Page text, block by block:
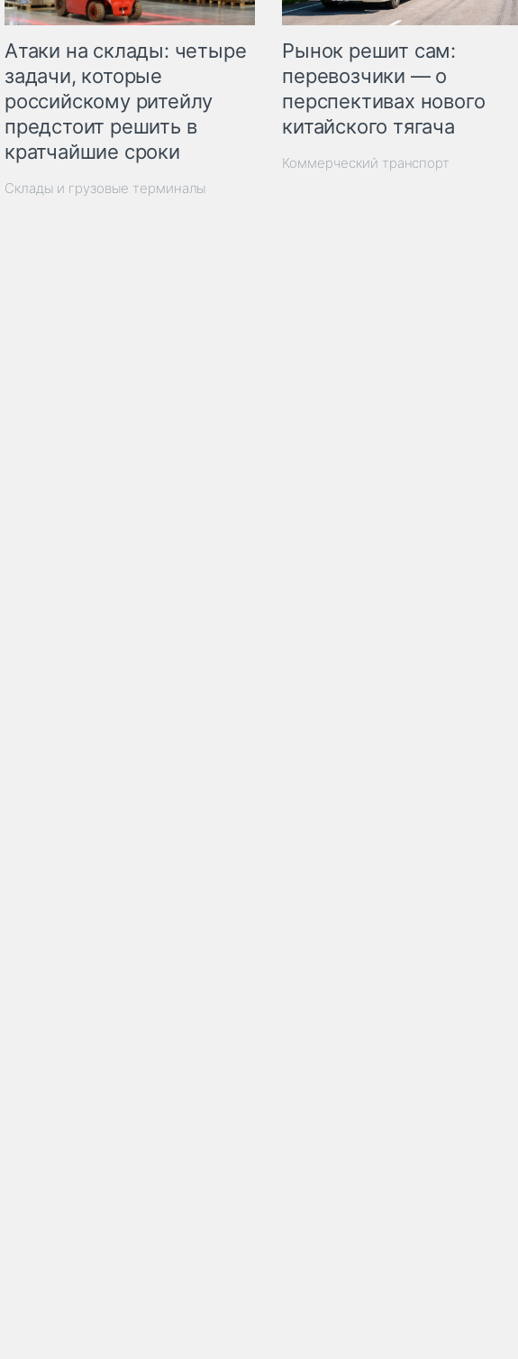
Атаки на склады: четыре
задачи, которые
российскому ритейлу
предстоит решить в
кратчайшие сроки
Склады и грузовые терминалы
Рынок решит сам:
перевозчики — о
перспективах нового
китайского тягача
Коммерческий транспорт